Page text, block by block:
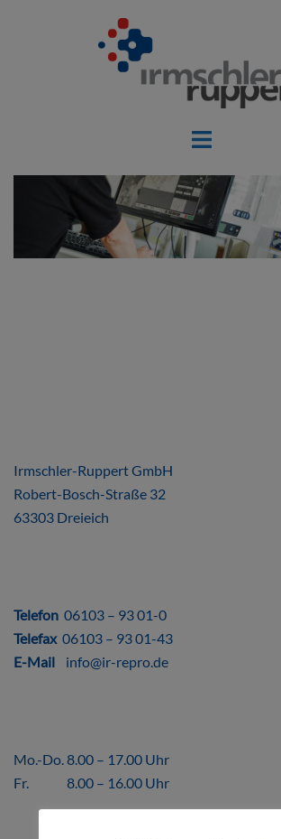
Irmschler-Ruppert GmbH
Robert-Bosch-Straße 32
63303 Dreieich
Telefon 06103 – 93 01-0
Telefax06103 – 93 01-43
E-Mail
info@ir-repro.de
Mo.-Do. 8.00 – 17.00 Uhr
Fr. 8.00 – 16.00 Uhr